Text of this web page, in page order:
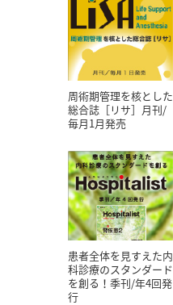
周術期管理を核とした
総合誌［リサ］月刊/
毎月1月発売
患者全体を見すえた内
科診療のスタンダード
を創る！季刊/年4回発
行